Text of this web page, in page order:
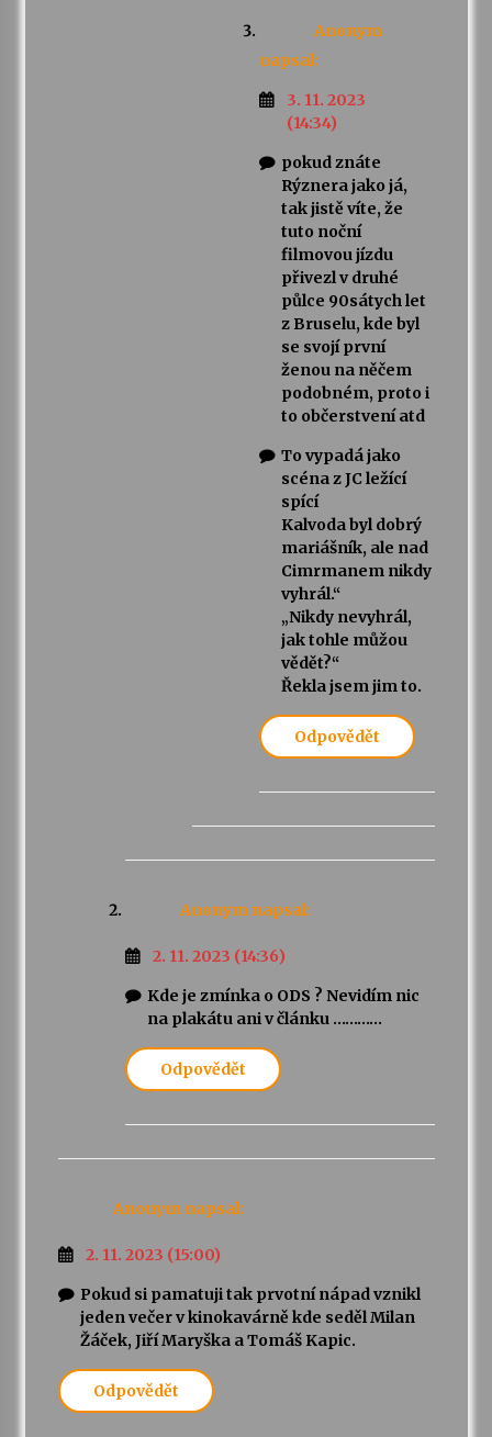
Anonym
napsal:
3. 11. 2023
(14:34)
pokud znáte
Rýznera jako já,
tak jistě víte, že
tuto noční
filmovou jízdu
přivezl v druhé
půlce 90sátych let
z Bruselu, kde byl
se svojí první
ženou na něčem
podobném, proto i
to občerstvení atd
To vypadá jako
scéna z JC ležící
spící
Kalvoda byl dobrý
mariášník, ale nad
Cimrmanem nikdy
vyhrál.“
„Nikdy nevyhrál,
jak tohle můžou
vědět?“
Řekla jsem jim to.
Odpovědět
Anonym napsal:
2. 11. 2023 (14:36)
Kde je zmínka o ODS ? Nevidím nic
na plakátu ani v článku …………
Odpovědět
Anonym napsal:
2. 11. 2023 (15:00)
Pokud si pamatuji tak prvotní nápad vznikl
jeden večer v kinokavárně kde seděl Milan
Žáček, Jiří Maryška a Tomáš Kapic.
Odpovědět